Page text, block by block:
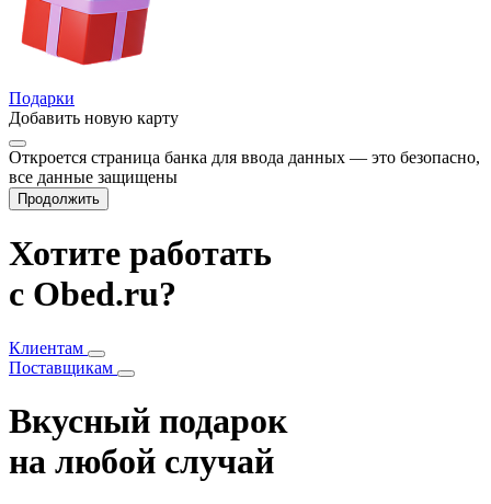
Подарки
Добавить новую карту
Откроется страница банка для ввода данных — это безопасно,
все данные защищены
Продолжить
Хотите работать
с Obed.ru?
Клиентам
Поставщикам
Вкусный подарок
на любой случай